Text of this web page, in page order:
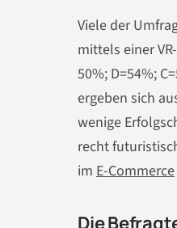
Viele der
mittels einer
50%; D=54%;
ergeben sich
wenige
recht
im E-Commerce
Die